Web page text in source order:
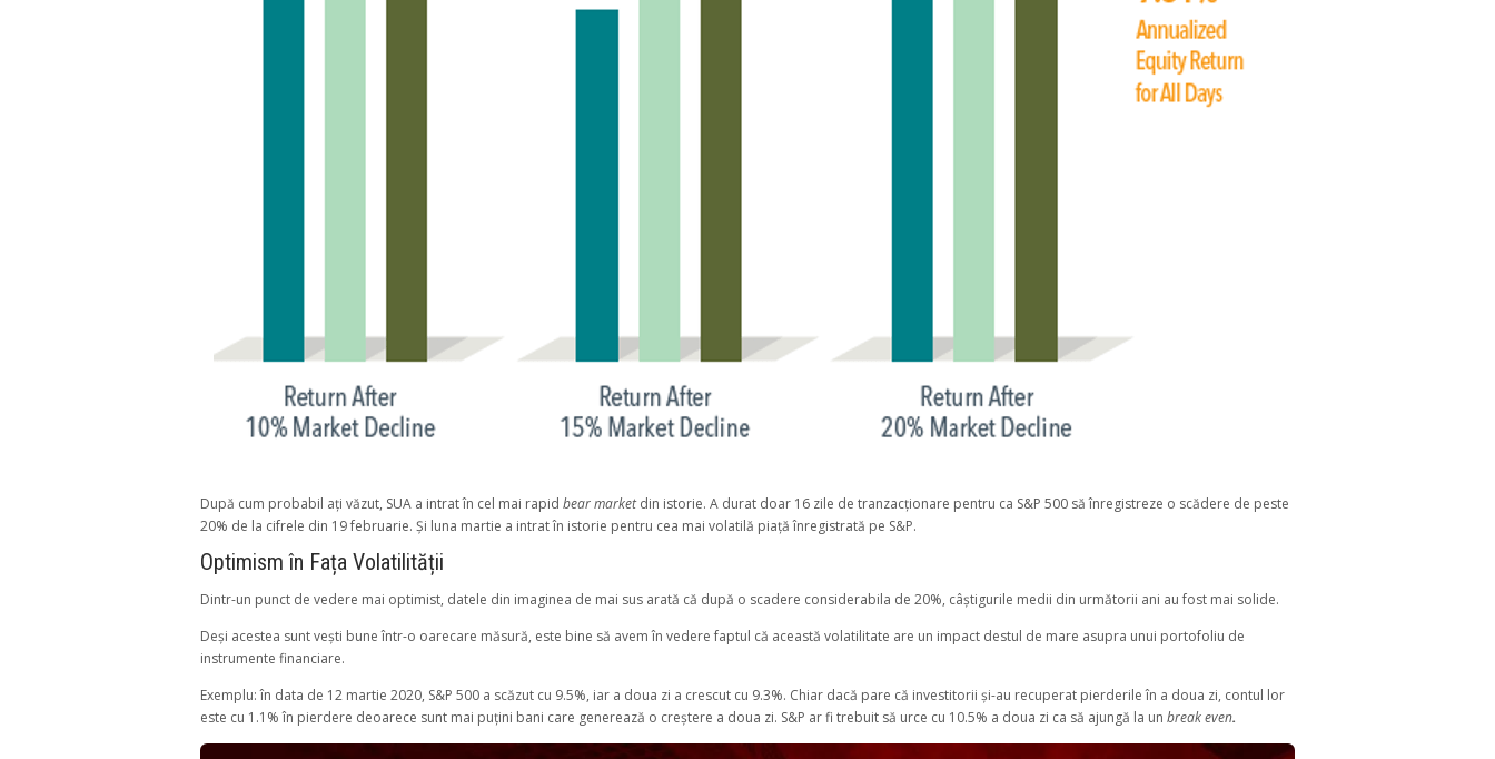
După cum probabil ați văzut, SUA a intrat în cel mai rapidbear marketdin istorie. A durat doar 16 zile de tranzacționare pentru ca S&P 500 să înregistreze o scădere de peste
20% de la cifrele din 19 februarie. Și luna martie a intrat în istorie pentru cea mai volatilă piață înregistrată pe S&P.
Optimism în Fața Volatilității
Dintr-un punct de vedere mai optimist, datele din imaginea de mai sus arată că după o scadere considerabila de 20%, câștigurile medii din următorii ani au fost mai solide.
Deși acestea sunt vești bune într-o oarecare măsură, este bine să avem în vedere faptul că această volatilitate are un impact destul de mare asupra unui portofoliu de
instrumente financiare.
Exemplu: în data de 12 martie 2020, S&P 500 a scăzut cu 9.5%, iar a doua zi a crescut cu 9.3%. Chiar dacă pare că investitorii și-au recuperat pierderile în a doua zi, contul lor
este cu 1.1% în pierdere deoarece sunt mai puțini bani care generează o creștere a doua zi. S&P ar fi trebuit să urce cu 10.5% a doua zi ca să ajungă la unbreak even.